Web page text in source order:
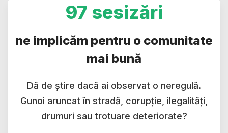
97 sesizări
ne implicăm pentru o comunitate
mai bună
Dă de știre dacă ai observat o neregulă.
Gunoi aruncat în stradă, corupție, ilegalități,
drumuri sau trotuare deteriorate?